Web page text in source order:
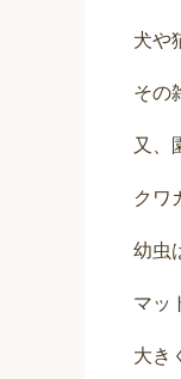
犬や
その
又、
クワ
幼虫
マッ
大き